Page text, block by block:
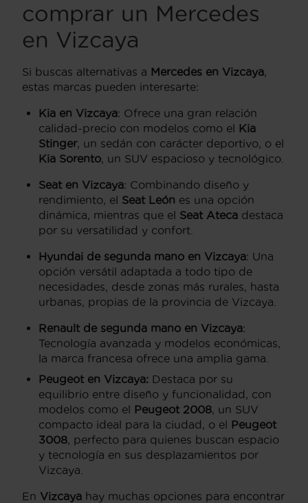
comprar un Mercedes
en Vizcaya
Si buscas alternativas a Mercedes en Vizcaya
estas marcas pueden interesarte:
Kia en Vizcaya: Ofrece una gran relación
calidad-precio con modelos como el Kia
Stinger, un sedán con carácter deportivo, o el
Kia Sorento , un SUV espacioso y tecnológico.
Seat en Vizcaya: Combinando diseño y
rendimiento, el Seat León es una opción
dinámica, mientras que el Seat Ateca destaca
por su versatilidad y confort.
Hyundai de segunda mano en Vizcaya: Una
opción versátil adaptada a todo tipo de
necesidades, desde zonas más rurales, hasta
urbanas, propias de la provincia de Vizcaya.
Renault de segunda mano en Vizcaya:
Tecnología avanzada y modelos económicas,
la marca francesa ofrece una amplia gama.
Peugeot en Vizcaya: Destaca por su
equilibrio entre diseño y funcionalidad, con
modelos como el Peugeot 2008 , un SUV
compacto ideal para la ciudad, o el Peugeot
3008 , perfecto para quienes buscan espacio
y tecnología en sus desplazamientos por
Vizcaya.
En Vizcaya hay muchas opciones para encontrar